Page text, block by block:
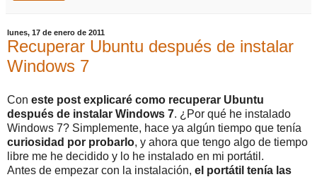
lunes, 17 de enero de 2011
Recuperar Ubuntu después de instalar
Windows 7
Con este post explicaré como recuperar Ubuntu
después de instalar Windows 7. ¿Por qué he instalado
Windows 7? Simplemente, hace ya algún tiempo que tenía
curiosidad por probarlo, y ahora que tengo algo de tiempo
libre me he decidido y lo he instalado en mi portátil.
Antes de empezar con la instalación, el portátil tenía las